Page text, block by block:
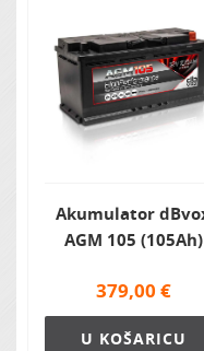
Akumulator
AGM 105 (105Ah)
379,00 €
U KOŠARICU